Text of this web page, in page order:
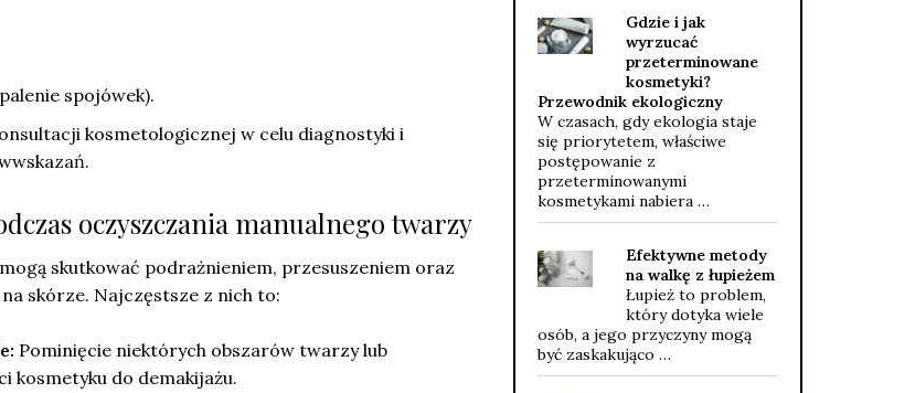
spojówek).
kosmetologicznej w celu diagnostyki i
oczyszczania manualnego twarzy
mogą skutkować podrażnieniem, przesuszeniem oraz
skórze. Najczęstsze z nich to:
Pominięcie niektórych obszarów twarzy lub
kosmetyku do demakijażu.
Gdzie i jak
wyrzucać
przeterminowane
kosmetyki?
Przewodnik ekologiczny
W czasach, gdy ekologia staje
się priorytetem, właściwe
postępowanie z
przeterminowanymi
kosmetykami nabiera …
Efektywne metody
na walkę z łupieżem
Łupież to problem,
który dotyka wiele
osób, a jego przyczyny mogą
być zaskakująco …